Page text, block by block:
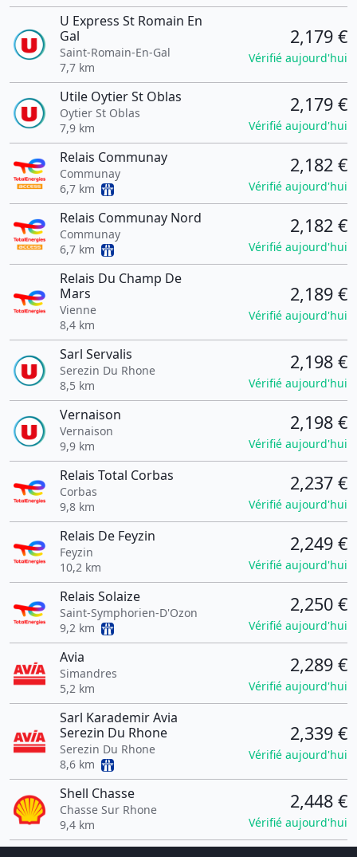
U Express St Romain En
Gal
Saint-Romain-En-Gal
7,7 km
2,179 €
Vérifié aujourd'hui
Utile Oytier St Oblas
Oytier St Oblas
7,9 km
2,179 €
Vérifié aujourd'hui
Relais Communay
Communay
6,7 km
2,182 €
Vérifié aujourd'hui
Relais Communay Nord
Communay
6,7 km
2,182 €
Vérifié aujourd'hui
Relais Du Champ De
Mars
Vienne
8,4 km
2,189 €
Vérifié aujourd'hui
Sarl Servalis
Serezin Du Rhone
8,5 km
2,198 €
Vérifié aujourd'hui
Vernaison
Vernaison
9,9 km
2,198 €
Vérifié aujourd'hui
Relais Total Corbas
Corbas
9,8 km
2,237 €
Vérifié aujourd'hui
Relais De Feyzin
Feyzin
10,2 km
2,249 €
Vérifié aujourd'hui
Relais Solaize
Saint-Symphorien-D'Ozon
9,2 km
2,250 €
Vérifié aujourd'hui
Avia
Simandres
5,2 km
2,289 €
Vérifié aujourd'hui
Sarl Karademir Avia
Serezin Du Rhone
Serezin Du Rhone
8,6 km
2,339 €
Vérifié aujourd'hui
Shell Chasse
Chasse Sur Rhone
9,4 km
2,448 €
Vérifié aujourd'hui